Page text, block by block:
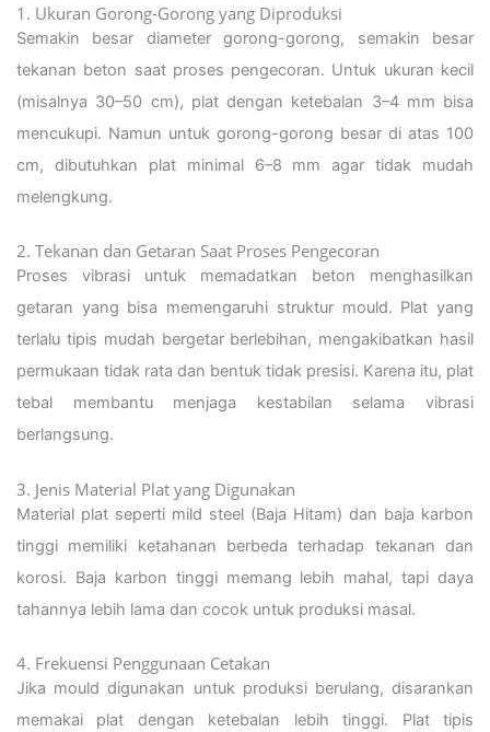
1. Ukuran Gorong-Gorong yang Diproduksi
Semakin besar diameter gorong-gorong, semakin besar
tekanan beton saat proses pengecoran. Untuk ukuran kecil
(misalnya 30–50 cm), plat dengan ketebalan 3–4 mm bisa
mencukupi. Namun untuk gorong-gorong besar di atas 100
cm, dibutuhkan plat minimal 6–8 mm agar tidak mudah
melengkung.
2. Tekanan dan Getaran Saat Proses Pengecoran
Proses vibrasi untuk memadatkan beton menghasilkan
getaran yang bisa memengaruhi struktur mould. Plat yang
terlalu tipis mudah bergetar berlebihan, mengakibatkan hasil
permukaan tidak rata dan bentuk tidak presisi. Karena itu, plat
tebal membantu menjaga kestabilan selama vibrasi
berlangsung.
3. Jenis Material Plat yang Digunakan
Material plat seperti mild steel (Baja Hitam) dan baja karbon
tinggi memiliki ketahanan berbeda terhadap tekanan dan
korosi. Baja karbon tinggi memang lebih mahal, tapi daya
tahannya lebih lama dan cocok untuk produksi masal.
4. Frekuensi Penggunaan Cetakan
Jika mould digunakan untuk produksi berulang, disarankan
memakai plat dengan ketebalan lebih tinggi. Plat tipis